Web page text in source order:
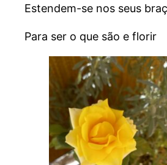
Estendem-se nos seus
Para ser o que são e florir